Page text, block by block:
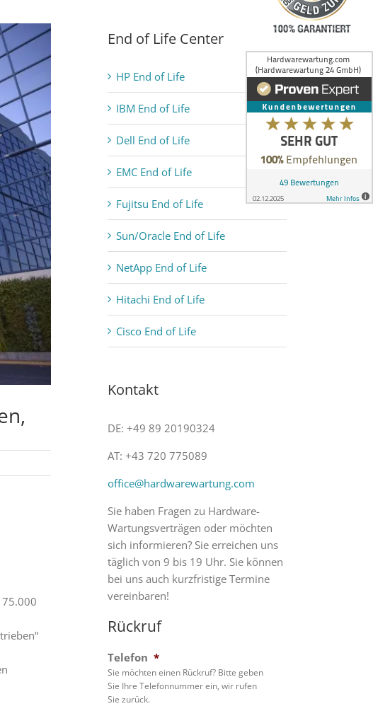
End of Life Center
HP End of Life
IBM End of Life
Dell End of Life
EMC End of Life
Fujitsu End of Life
Sun/Oracle End of Life
NetApp End of Life
Hitachi End of Life
Cisco End of Life
Kontakt
DE: +49 89 20190324
AT: +43 720 775089
office@hardwarewartung.com
Sie haben Fragen zu Hardware-
Wartungsverträgen oder möchten
sich informieren? Sie erreichen uns
täglich von 9 bis 19 Uhr. Sie können
bei uns auch kurzfristige Termine
vereinbaren!
Rückruf
Telefon *
Sie möchten einen Rückruf? Bitte geben
Sie Ihre Telefonnummer ein, wir rufen
Sie zurück.